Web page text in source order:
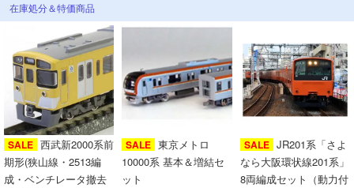
在庫処分＆特価商品
SALE 西武新2000系前
期形(狭山線・2513編
成・ベンチレータ撤去
SALE 東京メトロ
10000系 基本＆増結セ
ット
SALE JR201系「さよ
なら大阪環状線201系」
8両編成セット（動力付